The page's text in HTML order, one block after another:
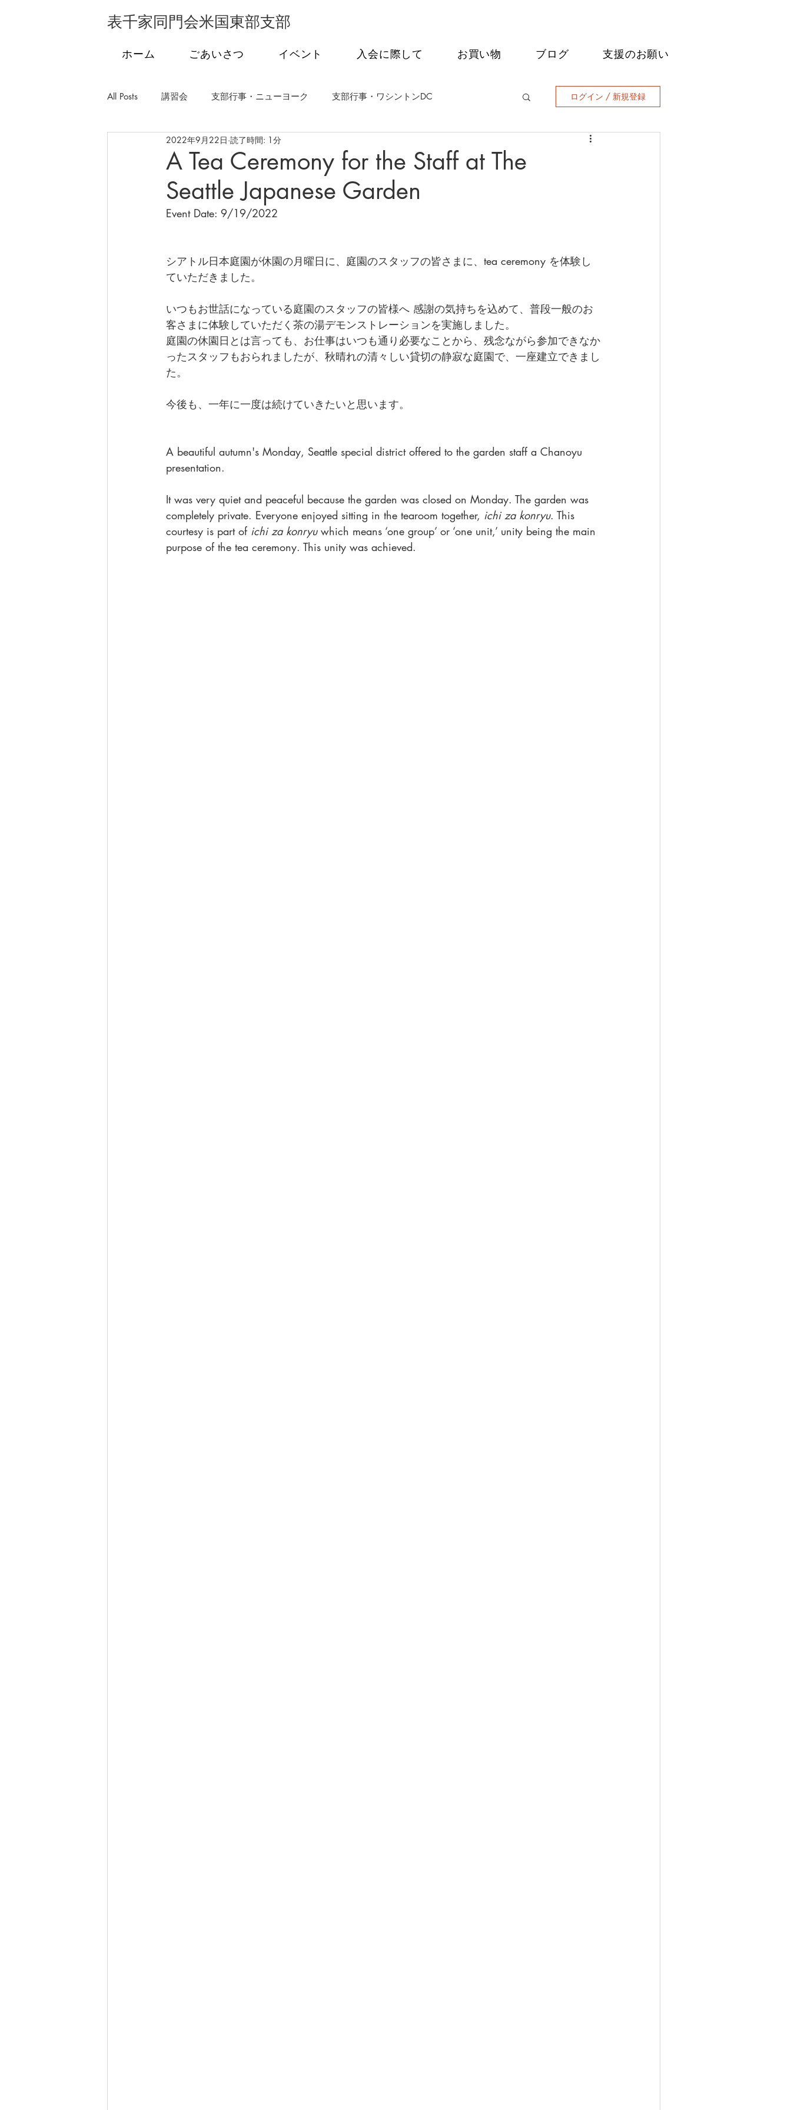
表千家同門会米国東部支部
ホーム ごあいさつ イベント 入会に際して お買い物 ブログ 支援のお願い
All Posts 講習会 支部行事・ニューヨーク 支部行事・ワシントンDC
支部行事・フロリダ 支部行事・フィラデルフィア
発会式 市民茶会 オンライン特別講話シリーズ
ログイン / 新規登録
A Tea Ceremony for the Staff at The
Seattle Japanese Garden
2022年9月22日 読了時間: 1分
Event Date: 9/19/2022
シアトル日本庭園が休園の月曜日に、庭園のスタッフの皆さまに、tea ceremony を体験し
ていただきました。
いつもお世話になっている庭園のスタッフの皆様へ 感謝の気持ちを込めて、普段一般のお
客さまに体験していただく茶の湯デモンストレーションを実施しました。
庭園の休園日とは言っても、お仕事はいつも通り必要なことから、残念ながら参加できなか
ったスタッフもおられましたが、秋晴れの清々しい貸切の静寂な庭園で、一座建立できまし
た。
今後も、一年に一度は続けていきたいと思います。
A beautiful autumn's Monday, Seattle special district offered to the garden staff a Chanoyu
presentation.
It was very quiet and peaceful because the garden was closed on Monday. The garden was
completely private. Everyone enjoyed sitting in the tearoom together, ichi za konryu. This
courtesy is part of ichi za konryu which means ‘one group’ or ‘one unit,’ unity being the main
purpose of the tea ceremony. This unity was achieved.